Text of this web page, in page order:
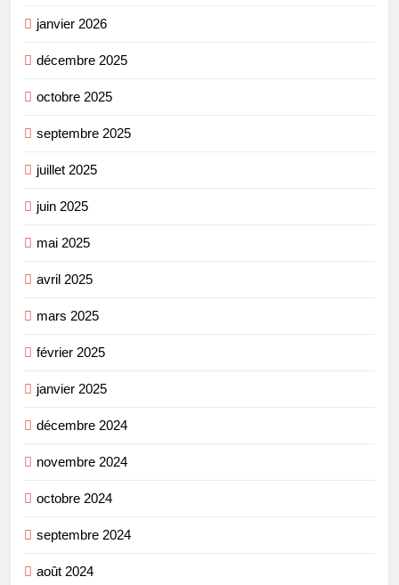
janvier 2026
décembre 2025
octobre 2025
septembre 2025
juillet 2025
juin 2025
mai 2025
avril 2025
mars 2025
février 2025
janvier 2025
décembre 2024
novembre 2024
octobre 2024
septembre 2024
août 2024